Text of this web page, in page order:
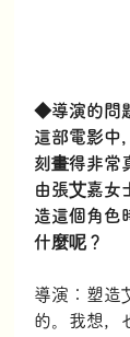
◆導演的問
這部電影中
刻畫得非常
由張艾嘉女
造這個角色
什麼呢？
導演：塑造
的。我想，